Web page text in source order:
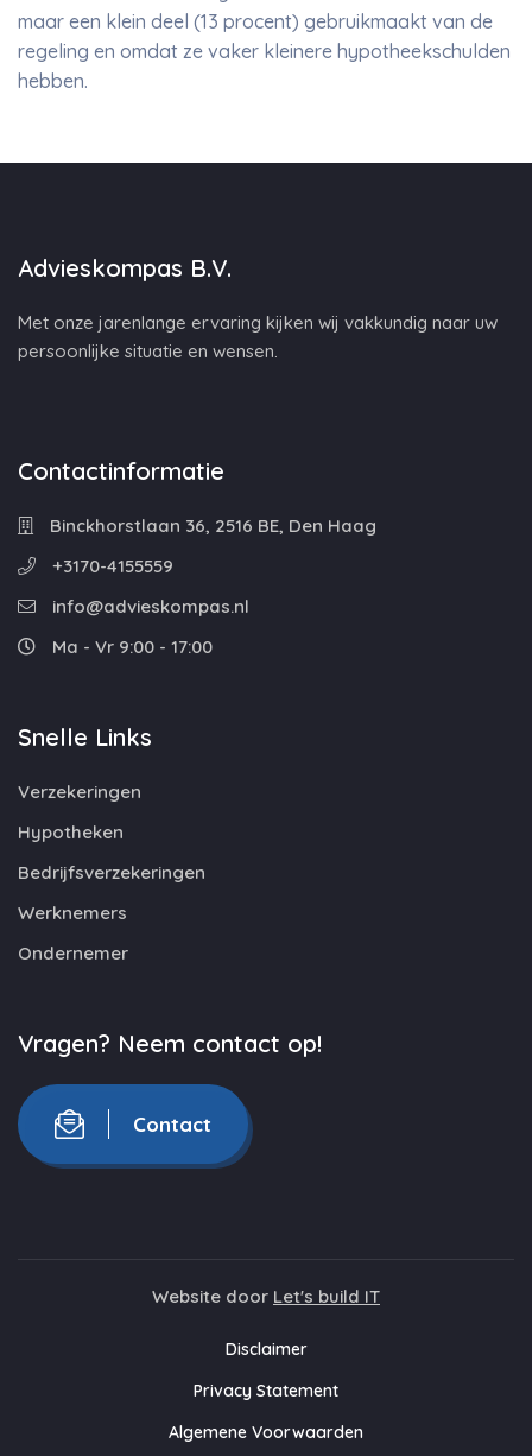
maar een klein deel (13 procent) gebruikmaakt van de
regeling en omdat ze vaker kleinere hypotheekschulden
hebben.
Advieskompas B.V.
Met onze jarenlange ervaring kijken wij vakkundig naar uw
persoonlijke situatie en wensen.
Contactinformatie
Binckhorstlaan 36, 2516 BE, Den Haag
+3170-4155559
info@advieskompas.nl
Ma - Vr 9:00 - 17:00
Snelle Links
Verzekeringen
Hypotheken
Bedrijfsverzekeringen
Werknemers
Ondernemer
Vragen? Neem contact op!
Contact
Website door Let's build IT
Disclaimer
Privacy Statement
Algemene Voorwaarden